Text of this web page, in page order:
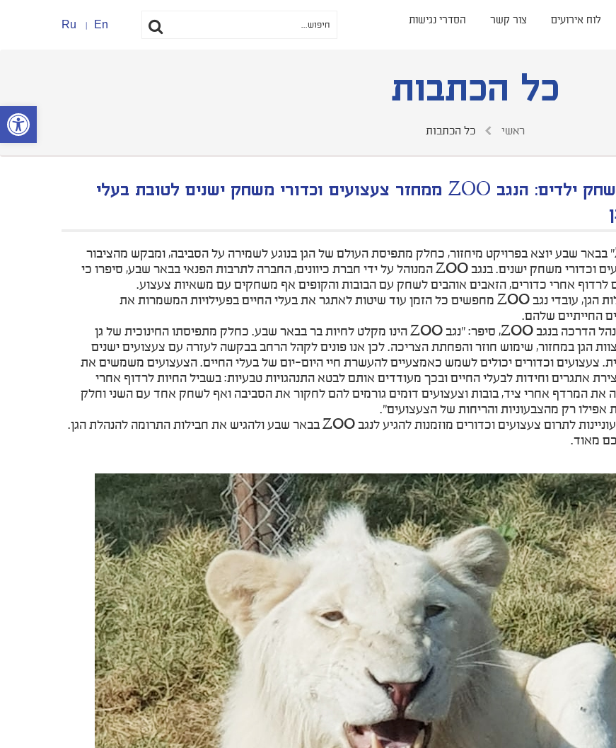
פתח סרגל
לוח אירועים צור קשר הסדרי נגישות En
Ru
כל הכתבות
ראשי כל הכתבות
לא רק משחק ילדים: הנגב ZOO ממחזר צעצועים וכדורי משחק ישנים לטובת בעלי
"הנגב ZOO" בבאר שבע יוצא בפרויקט מיחזור, כחלק מתפיסת העולם של הגן בנוגע לשמירה על הסביבה, ומבקש מהציבור
למסור צעצועים וכדורי משחק ישנים. בנגב ZOO המנוהל על ידי חברת כיוונים, החברה לתרבות הפנאי בבאר שבע, סיפרו כי
לרדוף אחרי כדורים, הזאבים אוהבים לשחק עם הבובות והקופים אף משחקים עם משאיות צעצוע.
כחלק מפעילות הגן, עובדי נגב ZOO מחפשים כל הזמן עוד שיטות לאתגר את בעלי החיים בפעילויות המשמרות את
החייתיים שלהם.
ספי חורש, מנהל הדרכה בנגב ZOO, סיפר: "נגב ZOO הינו מקלט לחיות בר בבאר שבע. כחלק מתפיסתו החינוכית של גן
הגן במחזור, שימוש חוזר והפחתת הצריכה. לכן אנו פונים לקהל הרחב בבקשה לעזרה עם צעצועים ישנים
צעצועים וכדורים יכולים לשמש כאמצעיים להעשרת חיי היום-יום של בעלי החיים. הצעצועים משמשים את
אתגרים וחידות לבעלי החיים ובכך מעודדים אותם לבטא התנהגויות טבעיות: בשביל החיות לרדוף אחרי
את המרדף אחרי ציד, בובות וצעצועים דומים גורמים להם לחקור את הסביבה ואף לשחק אחד עם השני וחלק
אפילו רק מהצבעוניות והריחות של הצעצועים".
משפחות המעוניינות לתרום צעצועים וכדורים מוזמנות להגיע לנגב ZOO בבאר שבע ולהגיש את חבילות התרומה להנהלת הגן.
מאוד.